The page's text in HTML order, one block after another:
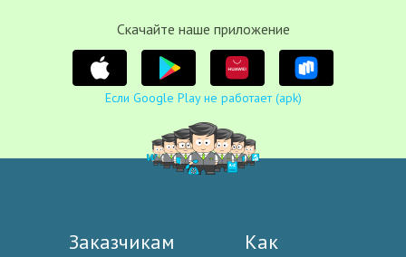
Cкачайте наше приложение
Если Google Play не работает (apk)
Заказчикам
Как